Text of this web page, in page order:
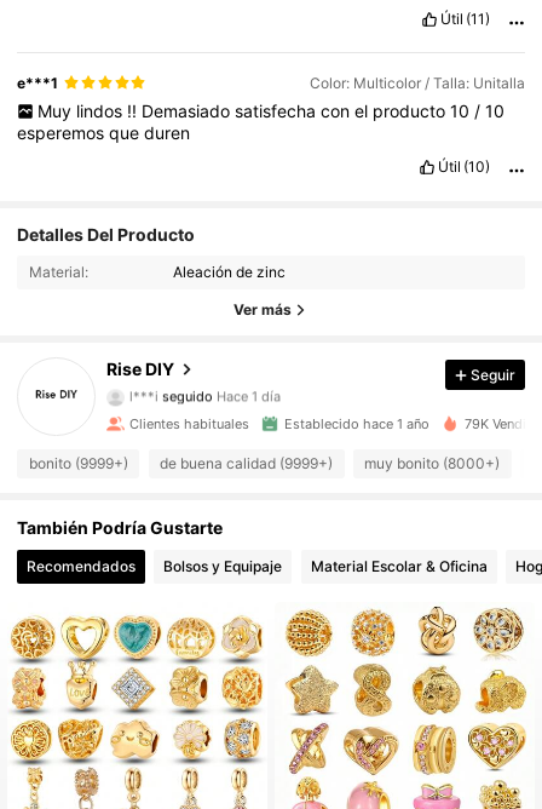
Útil (11)
e***1 Color: Multicolor / Talla: Unitalla
Muy lindos !! Demasiado satisfecha con el producto 10 / 10
esperemosqueduren
Útil (10)
Detalles Del Producto
Material: Aleación de zinc
Ver más
Rise DIY
4.91 11K Seguidores
11K Seguidores
l***iseguido
4.91
11K Seguidores
4.91 11K Seguidores
4.91 11K Seguidores
4.91 11K Seguidores
4.91 11K Seguidores
4.91 11K Seguidores
Seguir
Clientes habituales Establecido hace 1 año 79K
bonito (9999+) de buena calidad (9999+) muy bonito (8000+)
También Podría Gustarte
Recomendados Bolsos y Equipaje Material Escolar & Oficina